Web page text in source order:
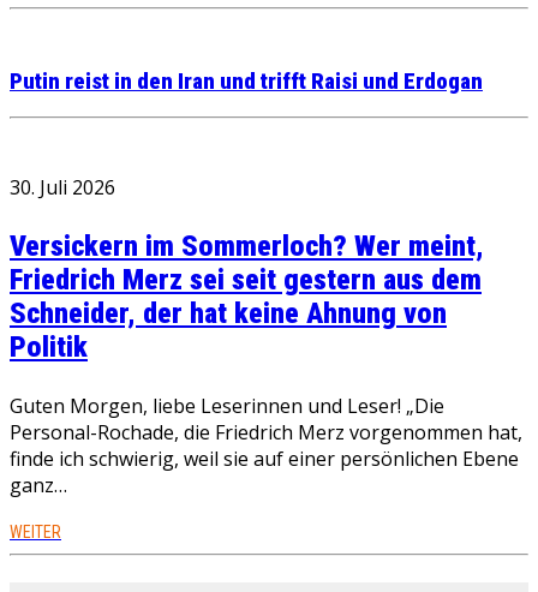
Putin reist in den Iran und trifft Raisi und Erdogan
30. Juli 2026
Versickern im Sommerloch? Wer meint,
Friedrich Merz sei seit gestern aus dem
Schneider, der hat keine Ahnung von
Politik
Guten Morgen, liebe Leserinnen und Leser! „Die
Personal-Rochade, die Friedrich Merz vorgenommen hat,
finde ich schwierig, weil sie auf einer persönlichen Ebene
ganz…
WEITER